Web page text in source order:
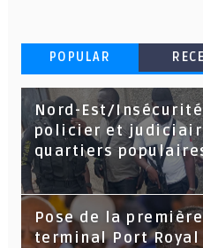
POPULAR
Nord-Est/
policier et
quartiers
Pose de la
terminal Port Royal